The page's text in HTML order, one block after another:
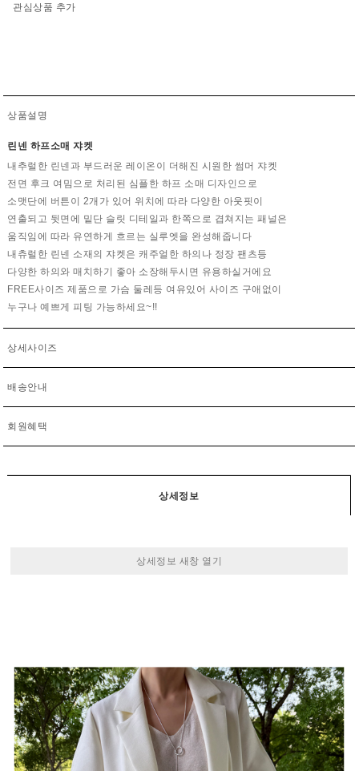
관심상품 추가
상품설명
린넨 하프소매 쟈켓
내추럴한 린넨과 부드러운 레이온이 더해진 시원한 썸머 쟈켓
전면 후크 여밈으로 처리된 심플한 하프 소매 디자인으로
소맷단에 버튼이 2개가 있어 위치에 따라 다양한 아웃핏이
연출되고 뒷면에 밑단 슬릿 디테일과 한쪽으로 겹쳐지는 패널은
움직임에 따라 유연하게 흐르는 실루엣을 완성해줍니다
내츄럴한 린넨 소재의 쟈켓은 캐주얼한 하의나 정장 팬츠등
다양한 하의와 매치하기 좋아 소장해두시면 유용하실거에요
FREE사이즈 제품으로 가슴 둘레등 여유있어 사이즈 구애없이
누구나 예쁘게 피팅 가능하세요~!!
상세사이즈
배송안내
회원혜택
상세정보
상세정보 새창 열기